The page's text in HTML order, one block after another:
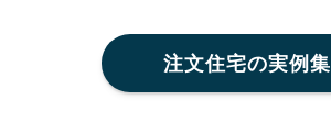
注文住宅の実例集